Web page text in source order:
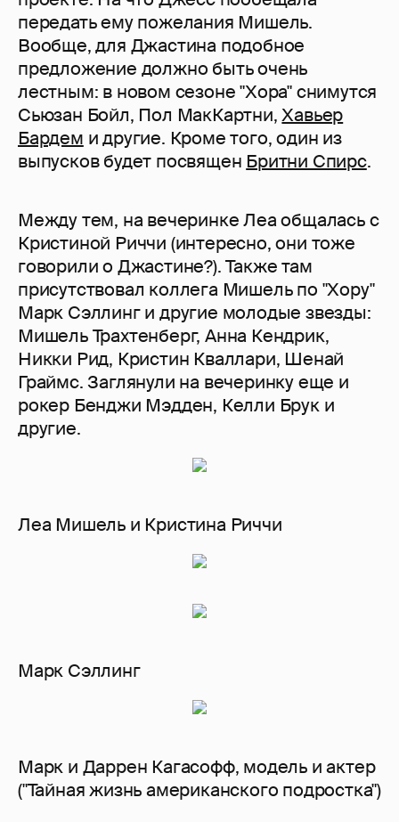
передать ему пожелания Мишель.
Вообще, для Джастина подобное
предложение должно быть очень
лестным: в новом сезоне "Хора" снимутся
Сьюзан Бойл, Пол МакКартни,Хавьер
Бардем и другие. Кроме того, один из
выпусков будет посвящен Бритни Спирс.
Между тем, на вечеринке Леа общалась с
Кристиной Риччи (интересно, они тоже
говорили о Джастине?). Также там
присутствовал коллега Мишель по "Хору"
Марк Сэллинг и другие молодые звезды:
Мишель Трахтенберг, Анна Кендрик,
Никки Рид, Кристин Кваллари, Шенай
Граймс. Заглянули на вечеринку еще и
рокер Бенджи Мэдден, Келли Брук и
другие.
Леа Мишель и Кристина Риччи
Марк Сэллинг
Марк и Даррен Кагасофф, модель и актер
("Тайная жизнь американского подростка")